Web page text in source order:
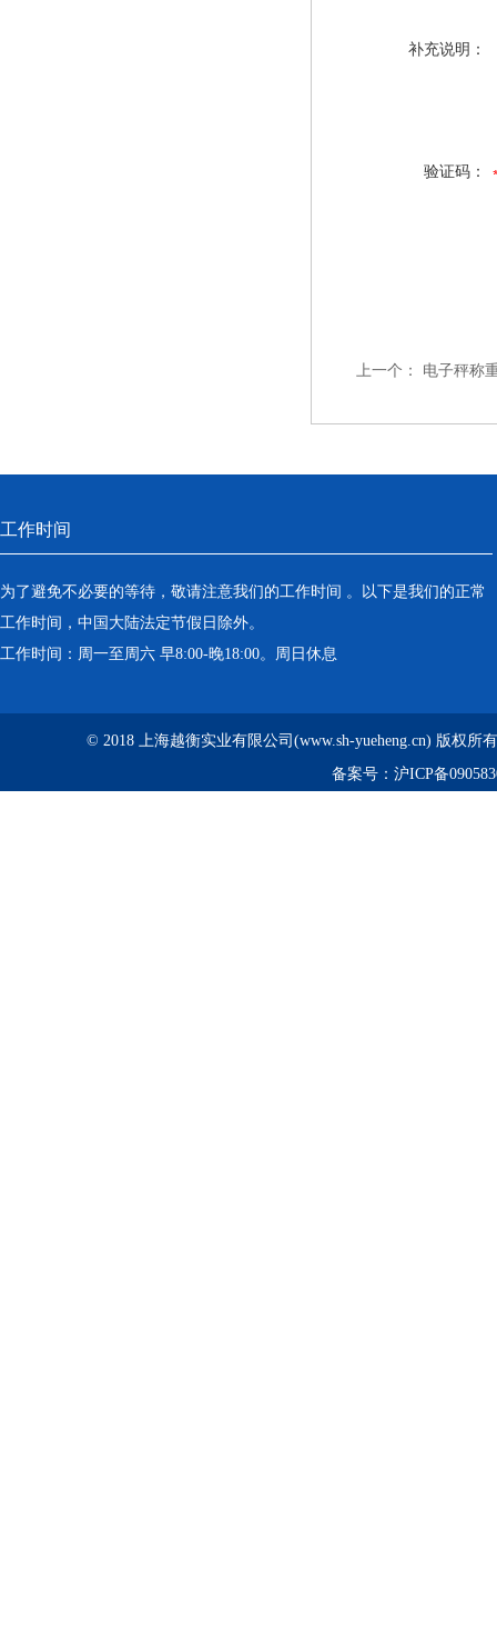
补充说明：
验证码：
上一个： 电子秤称
工作时间
为了避免不必要的等待，敬请注意我们的工作时间 。以下是我们的正常
工作时间，中国大陆法定节假日除外。
工作时间：周一至周六 早8:00-晚18:00。周日休息
© 2018 上海越衡实业有限公司(www.sh-yueheng.cn) 版权所
备案号： 沪ICP备